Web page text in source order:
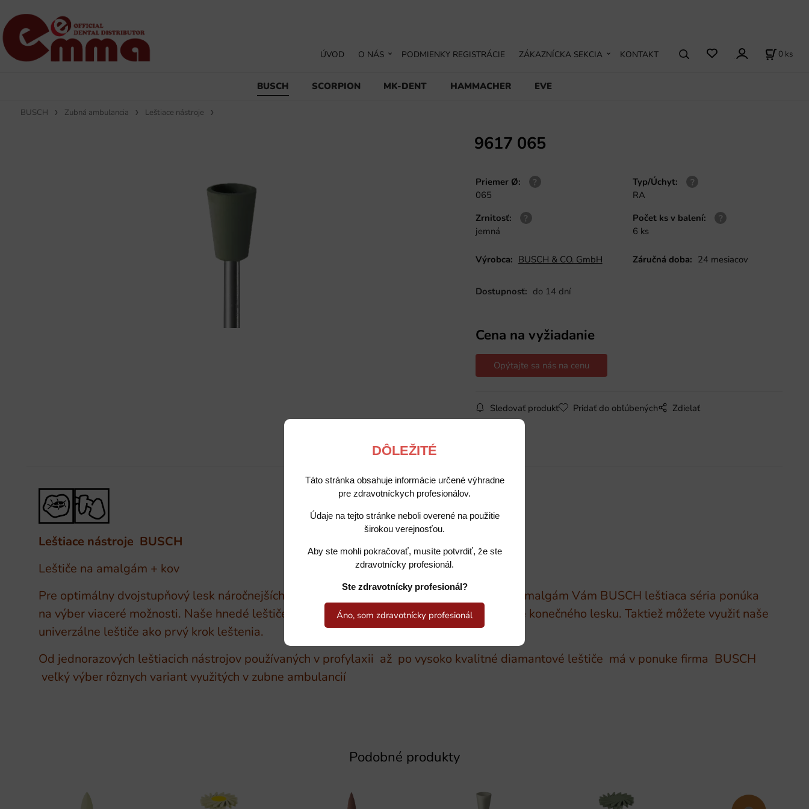
DÔLEŽITÉ
Táto stránka obsahuje informácie určené výhradne
pre zdravotníckych profesionálov.
Údaje na tejto stránke neboli overené na použitie
širokou verejnosťou.
Aby ste mohli pokračovať, musíte potvrdiť, že ste
zdravotnícky profesionál.
Ste zdravotnícky profesionál?
Áno, som zdravotnícky profesionál
BUSCH SCORPION MK-DENT HAMMACHER EVE
ÚVOD O NÁS PODMIENKY REGISTRÁCIE ZÁKAZNÍCKA SEKCIA KONTAKT 0 ks
BUSCH Zubná ambulancia Leštiace nástroje
9617 065
Priemer Ø:
065
Typ/Úchyt:
RA
Zrnitosť:
jemná
Počet ks v balení:
6 ks
Výrobca: BUSCH & CO. GmbH Záručná doba: 24 mesiacov
Dostupnosť: do 14 dní
Cena na vyžiadanie
Opýtajte sa nás na cenu
Sledovať produkt Pridať do obľúbených Zdielať
Potrebujete poradiť?
Leštiace nástroje BUSCH
Leštiče na amalgám + kov
Pre optimálny dvojstupňový lesk náročnejších materiálov ako sú zliatiny drahých kovov a amalgám Vám BUSCH leštiaca séria ponúka
na výber viaceré možnosti. Naše hnedé leštiče na prvotné leštenie a zelené na dosiahnutie konečného lesku. Taktiež môžete využiť naše
univerzálne leštiče ako prvý krok leštenia.
Od jednorazových leštiacich nástrojov používaných v profylaxii až po vysoko kvalitné diamantové leštiče má v ponuke firma BUSCH
veľký výber rôznych variant využitých v zubne ambulancií
Podobné produkty